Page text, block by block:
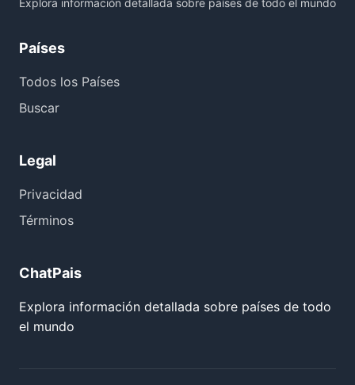
Explora información detallada sobre países de todo el mundo
Países
Todos los Países
Buscar
Legal
Privacidad
Términos
ChatPais
Explora información detallada sobre países de todo
el mundo